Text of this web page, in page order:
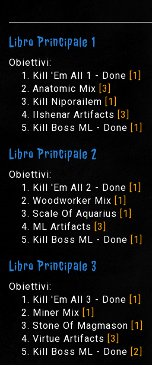
Libro Principale 1
Obiettivi:
Kill 'Em All 1 - Done [1]
Anatomic Mix [3]
Kill Niporailem [1]
Ilshenar Artifacts [3]
Kill Boss ML - Done [1]
Libro Principale 2
Obiettivi:
Kill 'Em All 2 - Done [1]
Woodworker Mix [1]
Scale Of Aquarius [1]
ML Artifacts [3]
Kill Boss ML - Done [1]
Libro Principale 3
Obiettivi:
Kill 'Em All 3 - Done [1]
Miner Mix [1]
Stone Of Magmason [1]
Virtue Artifacts [3]
Kill Boss ML - Done [2]